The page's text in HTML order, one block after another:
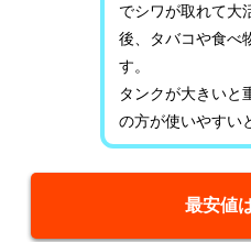
でシワが取れて大
後、タバコや食べ
す。
タンクが大きいと
の方が使いやすい
最安値